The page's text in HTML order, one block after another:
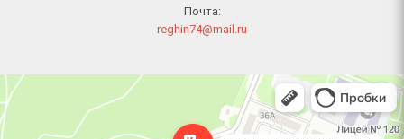
Почта:
reghin74@mail.ru
Челябинск
Переулок Лермонтова, 1 — Яндекс Карты